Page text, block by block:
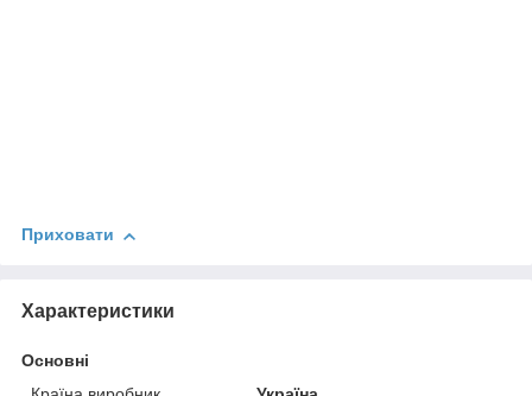
Приховати
Характеристики
Основні